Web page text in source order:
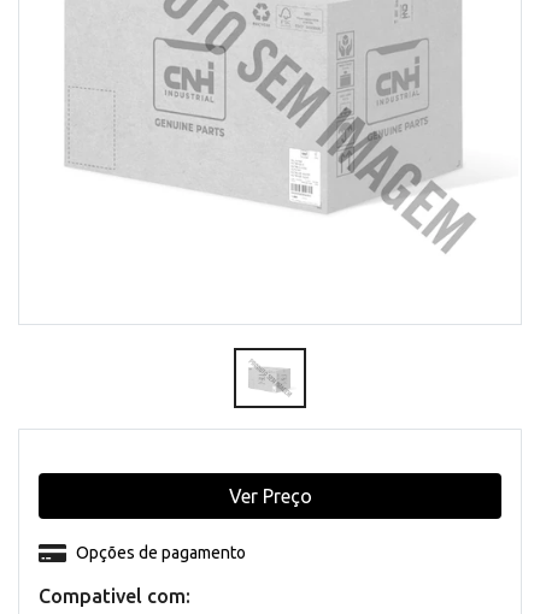
Compativel com:
Opções de pagamento
Ver Preço